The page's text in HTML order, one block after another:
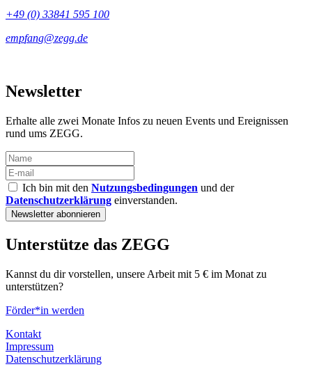
+49 (0) 33841 595 100
Newsletter
Erhalte alle zwei Monate Infos zu neuen Events und Ereignissen
rund ums ZEGG.
Ich bin mit den Nutzungsbedingungen und der
Datenschutzerklärung einverstanden.
Unterstütze das ZEGG
Kannst du dir vorstellen, unsere Arbeit mit 5 € im Monat zu
unterstützen?
Förder*in werden
Kontakt
Impressum
Datenschutzerklärung